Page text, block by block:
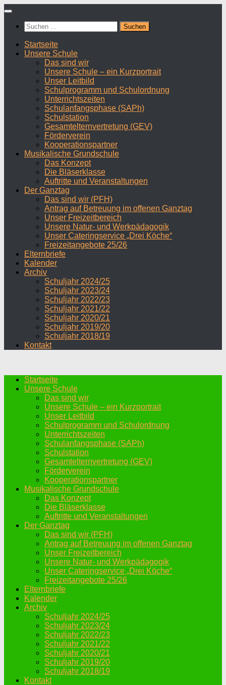
Zum
springenSuchen
nach:
Startseite
Unsere Schule
Das sind wir
Unsere Schule – ein Kurzportrait
Unser Leitbild
Schulprogramm und Schulordnung
Unterrichtszeiten
Schulanfangsphase (SAPh)
Schulstation
Gesamtelternvertretung (GEV)
Förderverein
Kooperationspartner
Musikalische Grundschule
Das Konzept
Die Bläserklasse
Auftritte und Veranstaltungen
Der Ganztag
Das sind wir (PFH)
Antrag auf Betreuung im offenen Ganztag
Unser Freizeitbereich
Unsere Natur- und Werkpädagogik
Unser Cateringservice „Drei Köche“
Freizeitangebote 25/26
Elternbriefe
Kalender
Archiv
Schuljahr 2024/25
Schuljahr 2023/24
Schuljahr 2022/23
Schuljahr 2021/22
Schuljahr 2020/21
Schuljahr 2019/20
Schuljahr 2018/19
Kontakt
Startseite
Unsere Schule
Das sind wir
Unsere Schule – ein Kurzportrait
Unser Leitbild
Schulprogramm und Schulordnung
Unterrichtszeiten
Schulanfangsphase (SAPh)
Schulstation
Gesamtelternvertretung (GEV)
Förderverein
Kooperationspartner
Musikalische Grundschule
Das Konzept
Die Bläserklasse
Auftritte und Veranstaltungen
Der Ganztag
Das sind wir (PFH)
Antrag auf Betreuung im offenen Ganztag
Unser Freizeitbereich
Unsere Natur- und Werkpädagogik
Unser Cateringservice „Drei Köche“
Freizeitangebote 25/26
Elternbriefe
Kalender
Archiv
Schuljahr 2024/25
Schuljahr 2023/24
Schuljahr 2022/23
Schuljahr 2021/22
Schuljahr 2020/21
Schuljahr 2019/20
Schuljahr 2018/19
Kontakt